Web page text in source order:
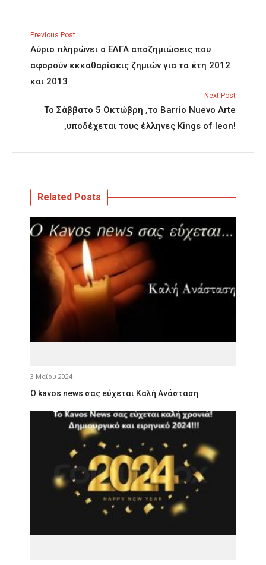
Previous Post
Αύριο πληρώνει ο ΕΛΓΑ αποζημιώσεις που
αφορούν εκκαθαρίσεις ζημιών για τα έτη 2012
και 2013
Next Post
Το Σάββατο 5 Οκτώβρη ,το Barrio Nuevo Arte
,υποδέχεται τους έλληνες Kings of leon!
Related Posts
3 Μαΐου 2024
Ο kavos news σας εύχεται Καλή Ανάσταση